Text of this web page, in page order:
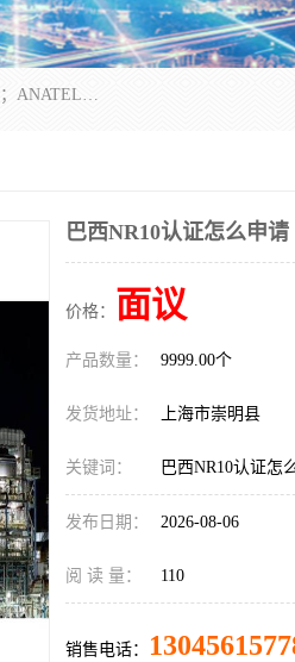
*是一家的测试、评估、检查与认机构，主要从事巴西NR10认证、NR12认证、NR13认证；ANATEL认证、INMTRO认证，欧盟CE认证：MD认证，PED认证，MID认证，ATEX认证，德国蓝色天使认证。
巴西NR10认证怎么申
价格： 面议
产品数量： 9999.00个
发货地址： 上海市崇明县
关键词： 巴西NR10认证怎
发布日期： 2026-08-06
阅 读 量： 110
销售电话：